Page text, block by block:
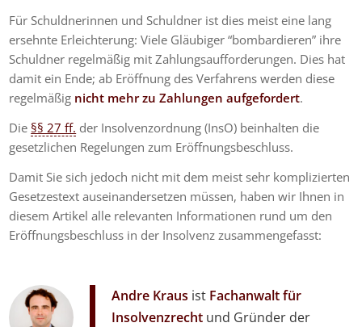
Für Schuldnerinnen und Schuldner ist dies meist eine lang
ersehnte Erleichterung: Viele Gläubiger “bombardieren” ihre
Schuldner regelmäßig mit Zahlungsaufforderungen. Dies hat
damit ein Ende; ab Eröffnung des Verfahrens werden diese
regelmäßig nicht mehr zu Zahlungen aufgefordert.
Die §§ 27 ff. der Insolvenzordnung (InsO) beinhalten die
gesetzlichen Regelungen zum Eröffnungsbeschluss.
Damit Sie sich jedoch nicht mit dem meist sehr komplizierten
Gesetzestext auseinandersetzen müssen, haben wir Ihnen in
diesem Artikel alle relevanten Informationen rund um den
Eröffnungsbeschluss in der Insolvenz zusammengefasst:
Andre Kraus ist Fachanwalt für
Insolvenzrecht und Gründer der